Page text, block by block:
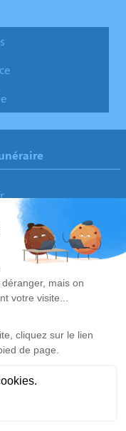
Champdeniers-Saint-
utiles
de rendez-vous en